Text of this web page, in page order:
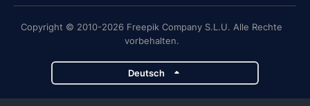
Copyright © 2010-2026 Freepik Company S.L.U. Alle Rechte
vorbehalten.
Deutsch